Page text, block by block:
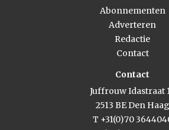
Abonnementen
Adverteren
Redactie
Contact
Contact
Juffrouw Idastraat
2513 BE Den Haag
T +31(0)70